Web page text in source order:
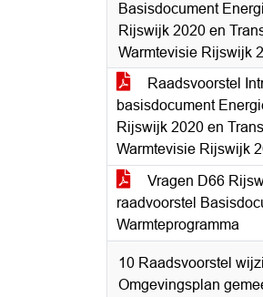
Basisdocument
Rijswijk 2020 en
Warmtevisie Rijswijk
Raadsvoorstel
basisdocument
Rijswijk 2020 en
Warmtevisie Rijswijk
Vragen D66
raadvoorstel
Warmteprogramma
10 Raadsvoorstel
Omgevingsplan